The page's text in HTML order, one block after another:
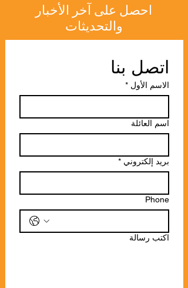
احصل على آخر الأخبار
والتحديثات
اتصل بنا
الاسم الأول *
اسم العائلة
بريد إلكتروني *
Phone
اكتب رسالة